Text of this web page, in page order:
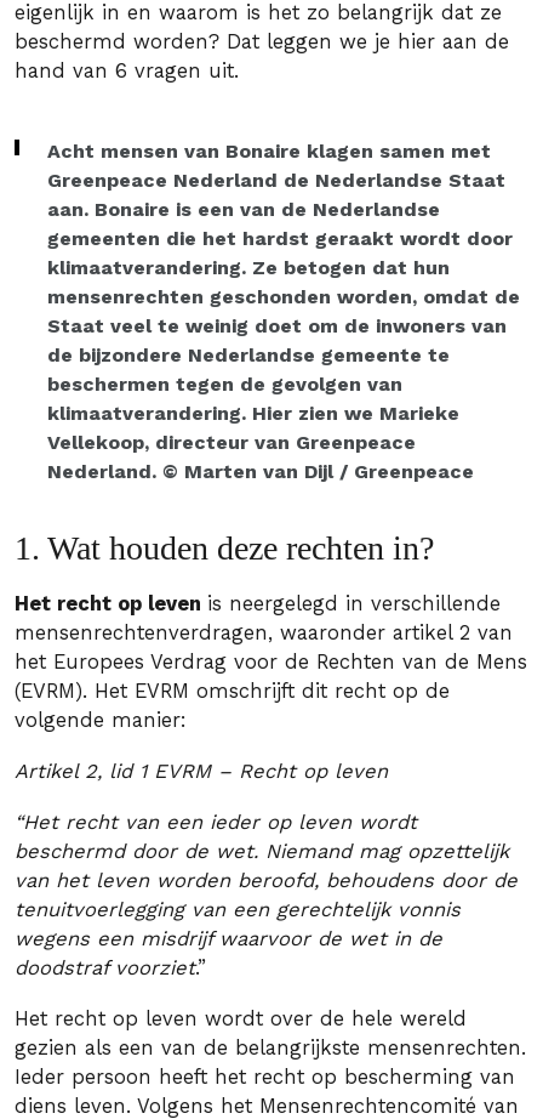
eigenlijk in en waarom is het zo belangrijk dat ze
beschermd worden? Dat leggen we je hier aan de
hand van 6 vragen uit.
Acht mensen van Bonaire klagen samen met
Greenpeace Nederland de Nederlandse Staat
aan. Bonaire is een van de Nederlandse
gemeenten die het hardst geraakt wordt door
klimaatverandering. Ze betogen dat hun
mensenrechten geschonden worden, omdat de
Staat veel te weinig doet om de inwoners van
de bijzondere Nederlandse gemeente te
beschermen tegen de gevolgen van
klimaatverandering. Hier zien we Marieke
Vellekoop, directeur van Greenpeace
Nederland. © Marten van Dijl / Greenpeace
1. Wat houden deze rechten in?
Het recht op leven is neergelegd in verschillende
mensenrechtenverdragen, waaronder artikel 2 van
het Europees Verdrag voor de Rechten van de Mens
(EVRM). Het EVRM omschrijft dit recht op de
volgende manier:
Artikel 2, lid 1 EVRM – Recht op leven
“Het recht van een ieder op leven wordt
beschermd door de wet. Niemand mag opzettelijk
van het leven worden beroofd, behoudens door de
tenuitvoerlegging van een gerechtelijk vonnis
wegens een misdrijf waarvoor de wet in de
doodstraf voorziet.”
Het recht op leven wordt over de hele wereld
gezien als een van de belangrijkste mensenrechten.
Ieder persoon heeft het recht op bescherming van
diens leven. Volgens het Mensenrechtencomité van